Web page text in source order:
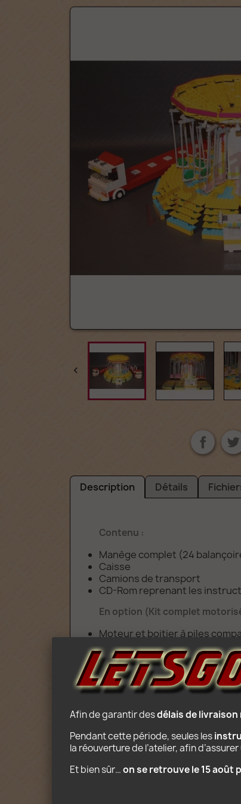

Description Détails
Contenu :
Manège complet (24
Caisse
Camions de transport
CD-Rom reprenant les
En option (Kit complet
Moteur et boitier à piles
Age : 12+
Afin de garantir des délais de
Pendant cette période, seules les
la réouverture de l’atelier, afin
Et bien sûr… on se retrouve le 15 août